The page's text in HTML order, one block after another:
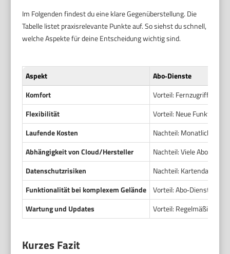
Im Folgenden findest du eine klare Gegenüberstellung. Die
Tabelle listet praxisrelevante Punkte auf. So siehst du schnell,
welche Aspekte für deine Entscheidung wichtig sind.
Aspekt
Abo‑Dienste
Komfort
Vorteil: Fernzugriff und
Flexibilität
Vorteil: Neue
Laufende Kosten
Nachteil: Monatliche
Abhängigkeit von Cloud/Hersteller
Nachteil: Viele
Datenschutzrisiken
Nachteil: Kartendaten
Funktionalität bei komplexem Gelände
Vorteil: Abo‑Dienste
Wartung und Updates
Vorteil: Regelmäßige
Kurzes Fazit